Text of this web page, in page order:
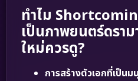
ทำไม
เป็นภาพยนตร์ดรา
ใหม่ควรดู?
การสร้างตัวเอกที่เป็น